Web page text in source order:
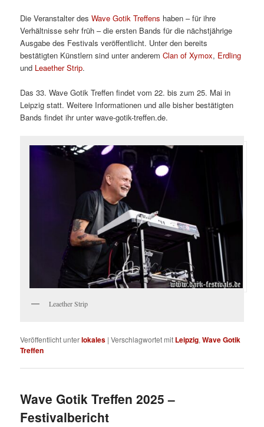
Die Veranstalter desWave Gotik Treffens haben – für ihre
Verhältnisse sehr früh – die ersten Bands für die nächstjährige
Ausgabe des Festivals veröffentlicht. Unter den bereits
bestätigten Künstlern sind unter anderemClan of Xymox, Erdling
und Leaether Strip.
Das 33. Wave Gotik Treffen findet vom 22. bis zum 25. Mai in
Leipzig statt. Weitere Informationen und alle bisher bestätigten
Bands findet ihr unter wave-gotik-treffen.de.
Leaether Strip
Veröffentlicht unterlokales |Verschlagwortet mit Leipzig,Wave Gotik
Treffen
Wave Gotik Treffen 2025 –
Festivalbericht